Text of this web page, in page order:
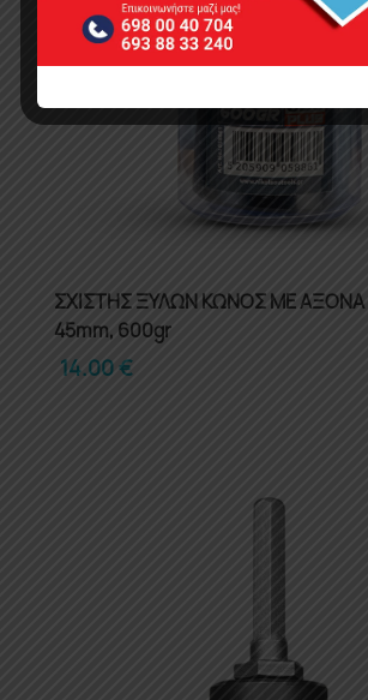
ΣΧΙΣΤΗΣ ΞΥΛΩΝ ΚΩΝΟΣ ΜΕ ΑΞΟΝΑ
45mm, 600gr
14.00€